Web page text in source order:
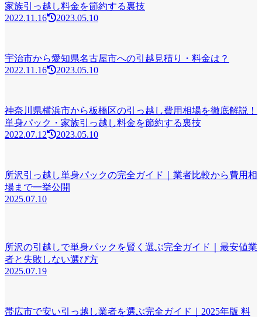
家族引っ越し料金を節約する裏技
2022.11.16
2023.05.10
宇治市から愛知県名古屋市への引越見積り・料金は？
2022.11.16
2023.05.10
神奈川県横浜市から板橋区の引っ越し費用相場を徹底解説！
単身パック・家族引っ越し料金を節約する裏技
2022.07.12
2023.05.10
所沢引っ越し単身パックの完全ガイド｜業者比較から費用相
場まで一挙公開
2025.07.10
所沢の引越しで単身パックを賢く選ぶ完全ガイド｜最安値業
者と失敗しない選び方
2025.07.19
帯広市で安い引っ越し業者を選ぶ完全ガイド｜2025年版 料